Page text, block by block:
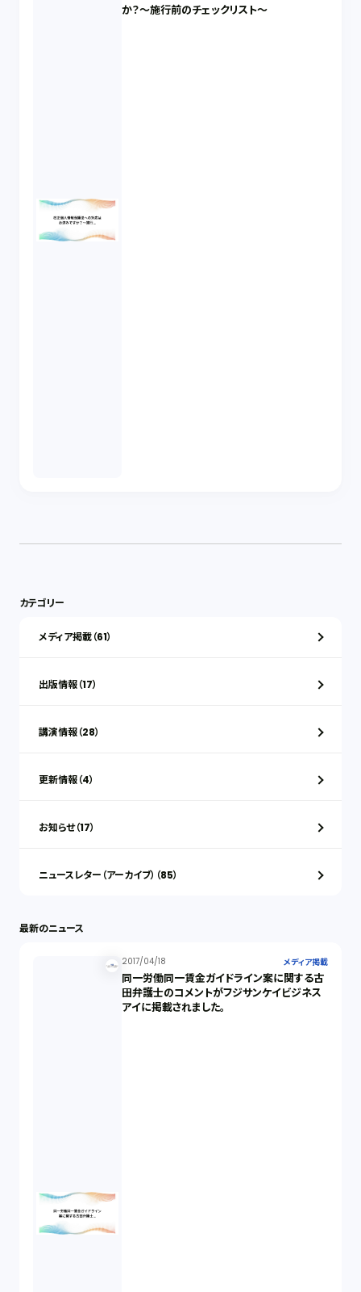
か？～施行前のチェックリスト～
カテゴリー
メディア掲載（61）
出版情報（17）
講演情報（28）
更新情報（4）
お知らせ（17）
ニュースレター（アーカイブ）（85）
最新のニュース
2017/04/18 メディア掲載
同一労働同一賃金ガイドライン案に関する古
田弁護士のコメントがフジサンケイビジネス
アイに掲載されました。